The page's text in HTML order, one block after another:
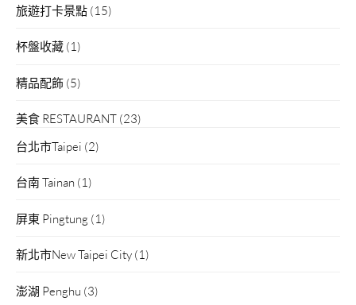
旅遊打卡景點 (15)
杯盤收藏 (1)
精品配飾 (5)
美食 RESTAURANT (23)
台北市Taipei (2)
台南 Tainan (1)
屏東 Pingtung (1)
新北市New Taipei City (1)
澎湖 Penghu (3)